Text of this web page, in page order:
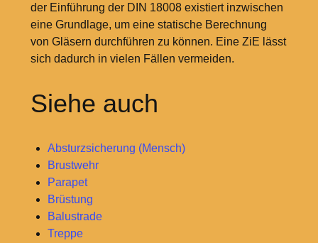
der Einführung der DIN 18008 existiert inzwischen
eine Grundlage, um eine statische Berechnung
von Gläsern durchführen zu können. Eine ZiE lässt
sich dadurch in vielen Fällen vermeiden.
Siehe auch
Absturzsicherung (Mensch)
Brustwehr
Parapet
Brüstung
Balustrade
Treppe